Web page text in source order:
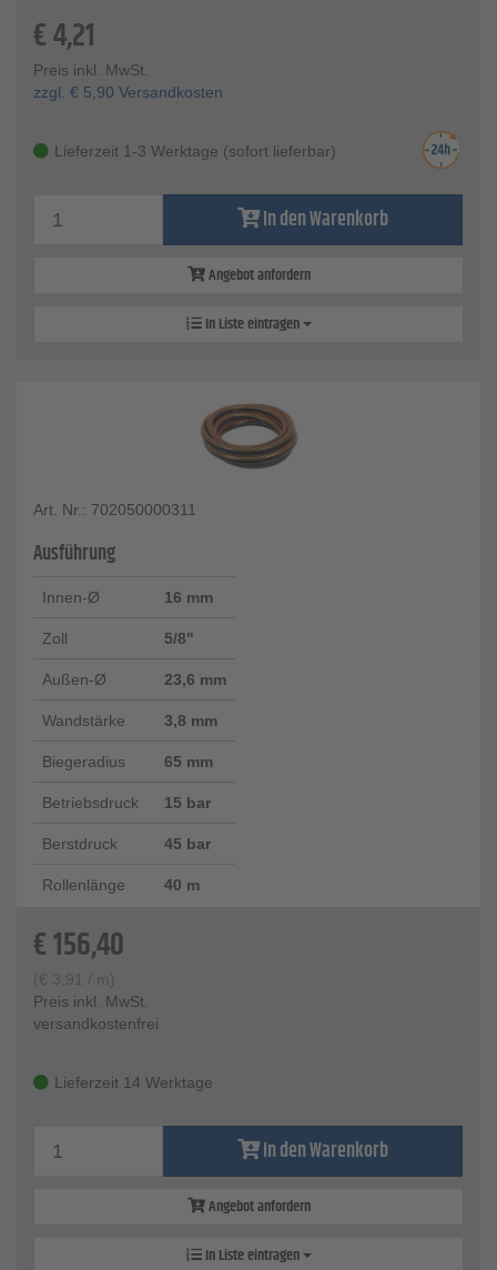
€4,21
Preis inkl. MwSt.
zzgl. € 5,90 Versandkosten
Lieferzeit 1-3 Werktage (sofort lieferbar)
In den Warenkorb
Angebot anfordern
In Liste eintragen
Art. Nr.: 702050000311
Ausführung
Innen-Ø 16 mm
Zoll 5/8"
Außen-Ø 23,6 mm
Wandstärke 3,8 mm
Biegeradius 65 mm
Betriebsdruck 15 bar
Berstdruck 45 bar
Rollenlänge 40 m
€156,40
(€ 3,91 / m)
Preis inkl. MwSt.
versandkostenfrei
Lieferzeit 14 Werktage
In den Warenkorb
Angebot anfordern
In Liste eintragen